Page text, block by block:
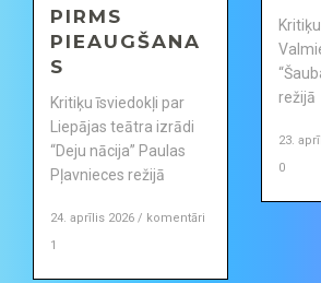
PIRMS
PIEAUGŠANA
S
Kritiķu īsviedokļi par
Liepājas teātra izrādi
“Deju nācija” Paulas
Pļavnieces režijā
24. aprīlis 2026 / komentāri
1
režijā
23.
0